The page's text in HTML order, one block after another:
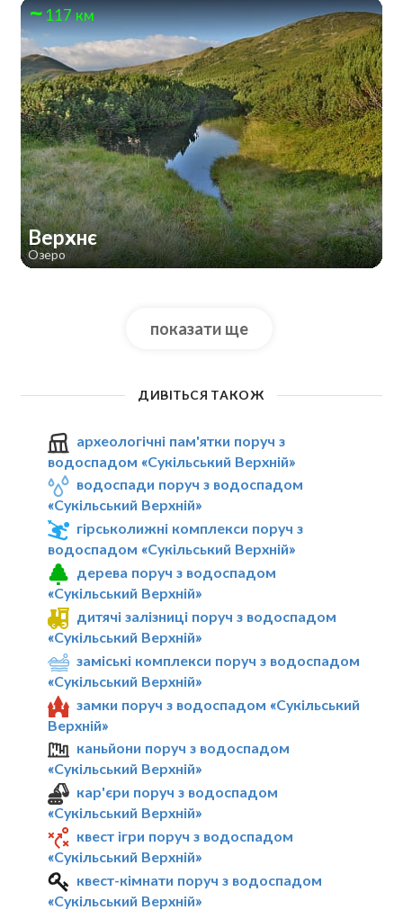
117 км
Верхнє
Озеро
показати ще
ДИВІТЬСЯ ТАКОЖ
археологічні пам'ятки поруч з
водоспадом «Сукільський Верхній»
водоспади поруч з водоспадом
«Сукільський Верхній»
гірськолижні комплекси поруч з
водоспадом «Сукільський Верхній»
дерева поруч з водоспадом
«Сукільський Верхній»
дитячі залізниці поруч з водоспадом
«Сукільський Верхній»
заміські комплекси поруч з водоспадом
«Сукільський Верхній»
замки поруч з водоспадом «Сукільський
Верхній»
каньйони поруч з водоспадом
«Сукільський Верхній»
кар'єри поруч з водоспадом
«Сукільський Верхній»
квест ігри поруч з водоспадом
«Сукільський Верхній»
квест-кімнати поруч з водоспадом
«Сукільський Верхній»